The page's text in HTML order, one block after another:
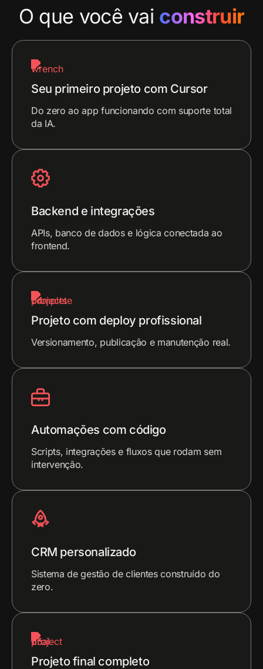
O que você vai construir
Seu primeiro projeto com Cursor
Do zero ao app funcionando com suporte total
da IA.
Backend e integrações
APIs, banco de dados e lógica conectada ao
frontend.
Projeto com deploy profissional
Versionamento, publicação e manutenção real.
Automações com código
Scripts, integrações e fluxos que rodam sem
intervenção.
CRM personalizado
Sistema de gestão de clientes construído do
zero.
Projeto final completo